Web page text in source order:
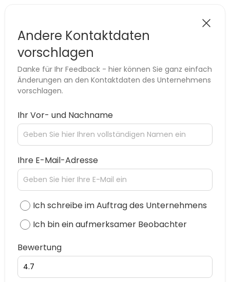
Andere Kontaktdaten
vorschlagen
Danke für Ihr Feedback - hier können Sie ganz einfach
Änderungen an den Kontaktdaten des Unternehmens
vorschlagen.
Ihr Vor- und Nachname
Ihre E-Mail-Adresse
Ich schreibe im Auftrag des Unternehmens
Ich bin ein aufmerksamer Beobachter
Bewertung